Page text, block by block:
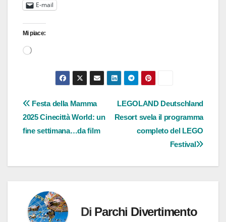
E-mail
Mi piace:
Caricamento
Navigazione
articoli
LEGOLAND Deutschland
Resort svela il programma
completo del LEGO
Festival
Festa della Mamma
2025 Cinecittà World: un
fine settimana…da film
Di Parchi Divertimento